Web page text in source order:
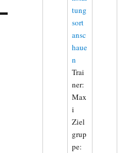
tung
sort
ansc
haue
n
Trai
ner:
Max
i
Ziel
grup
pe: